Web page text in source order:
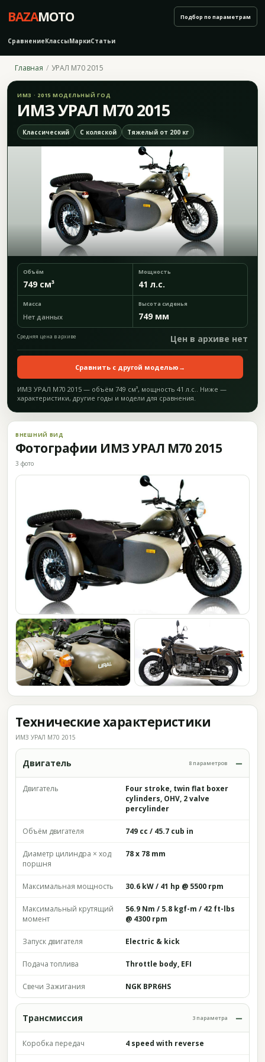
BAZAMOTO
СравнениеКлассыМаркиСтатьи
Подбор по параметрам
Главная УРАЛ M70 2015
ИМЗ · 2015 МОДЕЛЬНЫЙ ГОД
ИМЗ УРАЛ M70 2015
Классический С коляской Тяжелый от 200 кг
Объём
749 см³
Мощность
41 л.с.
Масса
Нет данных
Высота сиденья
749 мм
Средняя цена в архиве Цен в архиве нет
Сравнить с другой моделью →
ИМЗ УРАЛ M70 2015 — объём 749 см³, мощность 41 л.с.. Ниже —
характеристики, другие годы и модели для сравнения.
ВНЕШНИЙ ВИД
Фотографии ИМЗ УРАЛ M70 2015
3 фото
Технические характеристики
ИМЗ УРАЛ M70 2015
Двигатель 8 параметров
Двигатель
Four stroke, twin flat boxer
cylinders, OHV, 2 valve
percylinder
Объём двигателя 749 cc / 45.7 cub in
Диаметр цилиндра × ход
поршня
78 x 78 mm
Максимальная мощность 30.6 kW / 41 hp @ 5500 rpm
Максимальный крутящий
момент
56.9 Nm / 5.8 kgf-m / 42 ft-lbs
@ 4300 rpm
Запуск двигателя Electric & kick
Подача топлива Throttle body, EFI
Свечи Зажигания NGK BPR6HS
Трансмиссия 3 параметра
Коробка передач 4 speed with reverse